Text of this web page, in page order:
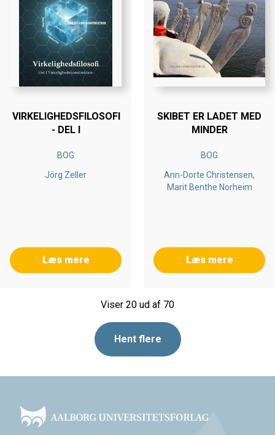
VIRKELIGHEDSFILOSOFI
- DEL I
BOG
Jörg Zeller
Læs mere
SKIBET ER LADET MED
MINDER
BOG
Ann-Dorte Christensen,
Marit Benthe Norheim
Læs mere
Viser 20 ud af 70
Hent flere